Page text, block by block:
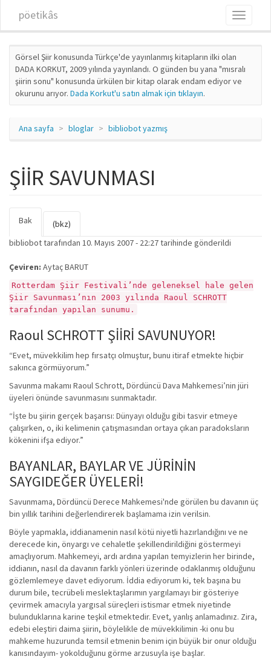
pöetikâs
Toggle
Görsel Şiir konusunda Türkçe'de yayınlanmış kitapların ilki olan
DADA KORKUT, 2009 yılında yayınlandı. O günden bu yana "mısralı
şiirin sonu" konusunda ürkülen bir kitap olarak endam ediyor ve
okurunu arıyor. Dada Korkut'u satın almak için tıklayın.
Ana sayfa bloglar bibliobot yazmış
ŞİİR SAVUNMASI
Birincil sekmeler
Bak
sekme)
(bkz)
bibliobottarafından 10. Mayıs 2007 - 22:27 tarihinde gönderildi
Çeviren: Aytaç BARUT
Rotterdam Şiir Festivali’nde geleneksel hale gelen
Şiir Savunması’nın 2003 yılında Raoul SCHROTT
tarafından yapılan sunumu.
Raoul SCHROTT ŞİİRİ SAVUNUYOR!
“Evet, müvekkilim hep fırsatçı olmuştur, bunu itiraf etmekte hiçbir
sakınca görmüyorum.”
Savunma makamı Raoul Schrott, Dördüncü Dava Mahkemesi’nin jüri
üyeleri önünde savunmasını sunmaktadır.
“İşte bu şiirin gerçek başarısı: Dünyayı olduğu gibi tasvir etmeye
çalışırken, o, iki kelimenin çatışmasından ortaya çıkan paradoksların
kökenini ifşa ediyor.”
BAYANLAR, BAYLAR VE JÜRİNİN
SAYGIDEĞER ÜYELERİ!
Savunmama, Dördüncü Derece Mahkemesi'nde görülen bu davanın üç
bin yıllık tarihini değerlendirerek başlamama izin verilsin.
Böyle yapmakla, iddianamenin nasıl kötü niyetli hazırlandığını ve ne
derecede kin, önyargı ve cehaletle şekillendirildiğini göstermeyi
amaçlıyorum. Mahkemeyi, ardı ardına yapılan temyizlerin her birinde,
iddianın, nasıl da davanın farklı yönleri üzerinde odaklanmış olduğunu
gözlemlemeye davet ediyorum. İddia ediyorum ki, tek başına bu
durum bile, tecrübeli meslektaşlarımın yargılamayı bir gösteriye
çevirmek amacıyla yargısal süreçleri istismar etmek niyetinde
bulunduklarına karine teşkil etmektedir. Evet, yanlış anlamadınız. Zira,
edebi eleştiri daima şiirin, böylelikle de müvekkilimin -ki onu bu
mahkeme huzurunda temsil etmenin benim için büyük bir onur olduğu
kanısındayım- yokolduğunu görme arzusuyla işe başlar.